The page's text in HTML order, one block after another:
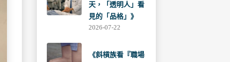
天，「透明人」看
見的「品格」》
2026-07-22
《斜槓族看『職場